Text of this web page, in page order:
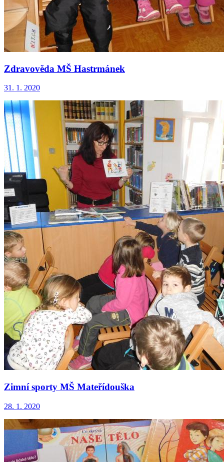
Zdravověda MŠ Hastrmánek
31. 1. 2020
Zimní sporty MŠ Mateřídouška
28. 1. 2020